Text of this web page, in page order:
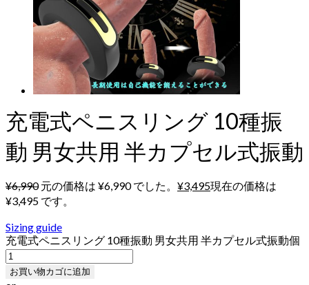
充電式ペニスリング 10種振
動 男女共用 半カプセル式振動
¥6,990 元の価格は ¥6,990 でした。 ¥3,495現在の価格は
¥3,495 です。
Sizing guide
充電式ペニスリング 10種振動 男女共用 半カプセル式振動個
お買い物カゴに追加